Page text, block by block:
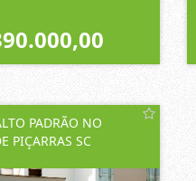
PADRÃO NO
PIÇARRAS SC